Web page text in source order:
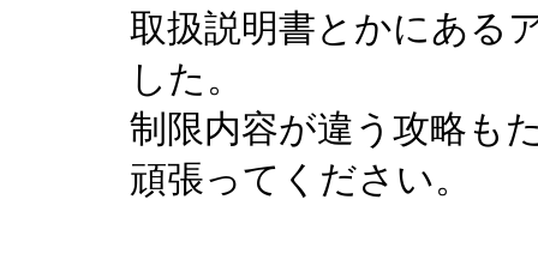
取扱説明書とかにある
した。
制限内容が違う攻略も
頑張ってください。